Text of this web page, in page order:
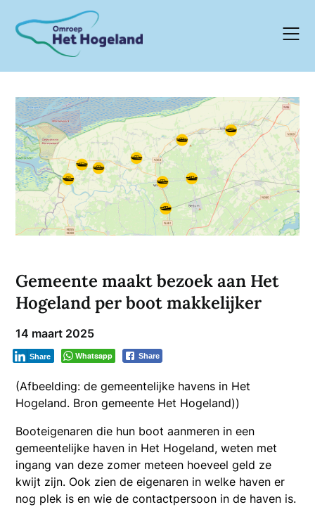
content
Gemeente maakt bezoek aan Het
Hogeland per boot makkelijker
14 maart 2025
Whatsapp Share
Share
(Afbeelding: de gemeentelijke havens in Het
Hogeland. Bron gemeente Het Hogeland))
Booteigenaren die hun boot aanmeren in een
gemeentelijke haven in Het Hogeland, weten met
ingang van deze zomer meteen hoeveel geld ze
kwijt zijn. Ook zien de eigenaren in welke haven er
nog plek is en wie de contactpersoon in de haven is.